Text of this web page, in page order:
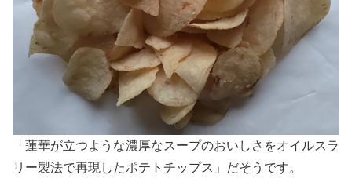
「蓮華が立つような濃厚なスープのおいしさをオイルスラ
リー製法で再現したポテトチップス」だそうです。